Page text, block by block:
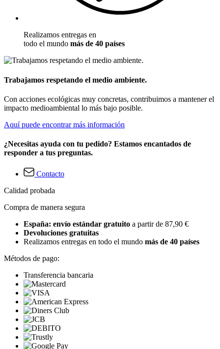
Realizamos entregas en
todo el mundo más de 40 países
Trabajamos respetando el medio ambiente.
Con acciones ecológicas muy concretas, contribuimos a mantener el
impacto medioambiental lo más bajo posible.
Aquí puede encontrar más información
¿Necesitas ayuda con tu pedido? Estamos encantados de
responder a tus preguntas.
Contacto
Calidad probada
Compra de manera segura
España: envío estándar gratuito a partir de 87,90 €
Devoluciones gratuitas
Realizamos entregas en todo el mundo más de 40 países
Métodos de pago:
Transferencia bancaria